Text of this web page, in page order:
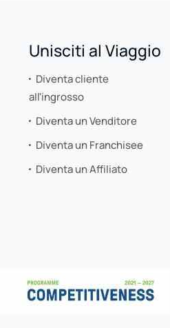
Unisciti al Viaggio
Diventa cliente
all'ingrosso
Diventa un Venditore
Diventa un Franchisee
Diventa un Affiliato